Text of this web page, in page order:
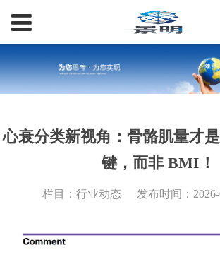
心衰分类新视角：骨骼肌量才
键，而非 BMI！
栏目：行业动态 发布时间：